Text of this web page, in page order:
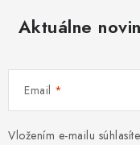
Aktuálne
Email
Vložením e-mailu